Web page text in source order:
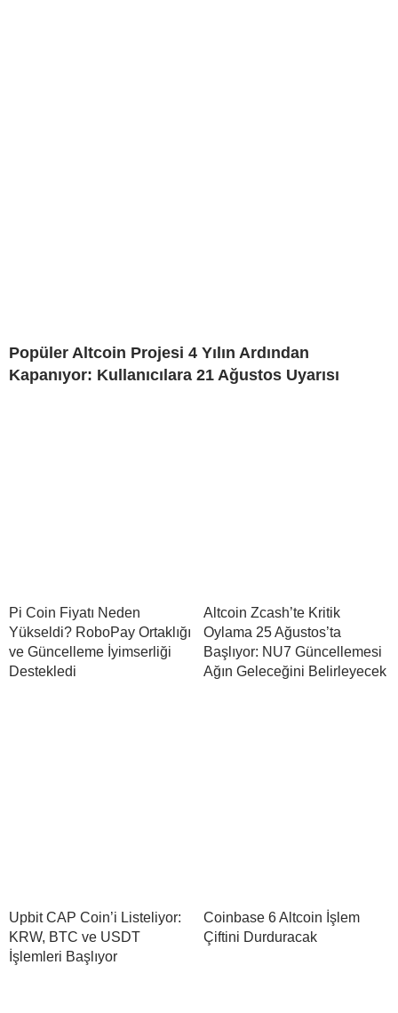
Popüler Altcoin Projesi 4 Yılın Ardından
Kapanıyor: Kullanıcılara 21 Ağustos Uyarısı
Pi Coin Fiyatı Neden
Yükseldi? RoboPay Ortaklığı
ve Güncelleme İyimserliği
Destekledi
Altcoin Zcash’te Kritik
Oylama 25 Ağustos’ta
Başlıyor: NU7 Güncellemesi
Ağın Geleceğini Belirleyecek
Upbit CAP Coin’i Listeliyor:
KRW, BTC ve USDT
İşlemleri Başlıyor
Coinbase 6 Altcoin İşlem
Çiftini Durduracak